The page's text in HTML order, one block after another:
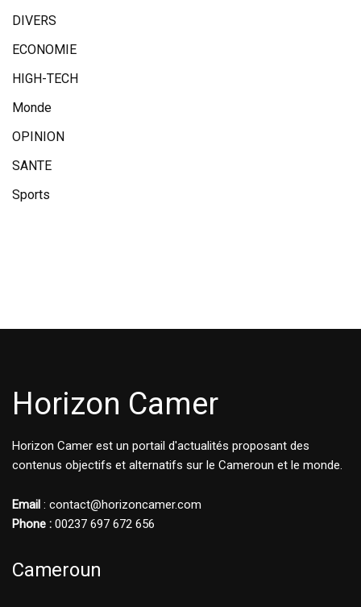
DIVERS
ECONOMIE
HIGH-TECH
Monde
OPINION
SANTE
Sports
Horizon Camer
Horizon Camer est un portail d'actualités proposant des
contenus objectifs et alternatifs sur le Cameroun et le monde.
Email : contact@horizoncamer.com
Phone : 00237 697 672 656
Cameroun